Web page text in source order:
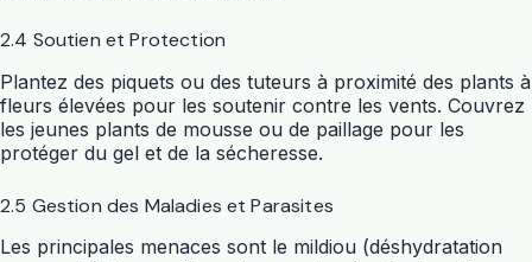
2.4 Soutien et Protection
Plantez des piquets ou des tuteurs à proximité des plants à
fleurs élevées pour les soutenir contre les vents. Couvrez
les jeunes plants de mousse ou de paillage pour les
protéger du gel et de la sécheresse.
2.5 Gestion des Maladies et Parasites
Les principales menaces sont le mildiou (déshydratation